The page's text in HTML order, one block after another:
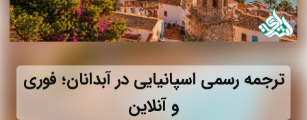
ترجمه رسمی اسپانیایی در آبدانان؛ فوری
و آنلاین